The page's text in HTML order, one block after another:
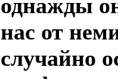
однажды
нас от
случайно